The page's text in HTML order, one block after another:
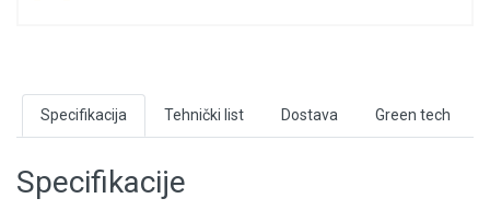
Specifikacija Tehnički list Dostava Green tech
Specifikacije